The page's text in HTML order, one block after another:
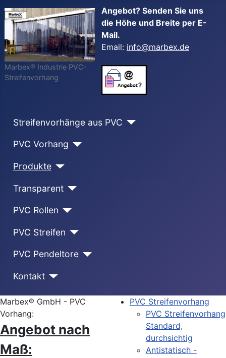
Marbex® Industrie PVC-
Streifenvorhang
Angebot? Senden Sie uns
die Höhe und Breite per E-
Mail.
Email: info@marbex.de
Streifenvorhänge aus PVC
PVC Vorhang
Produkte
Transparent
PVC Rollen
PVC Streifen
PVC Pendeltore
Kontakt
Marbex® GmbH - PVC
Vorhang:
Angebot nach
Maß:
PVC Streifenvorhang
PVC Streifenvorhang
Standard,
durchsichtig
Antistatisch -